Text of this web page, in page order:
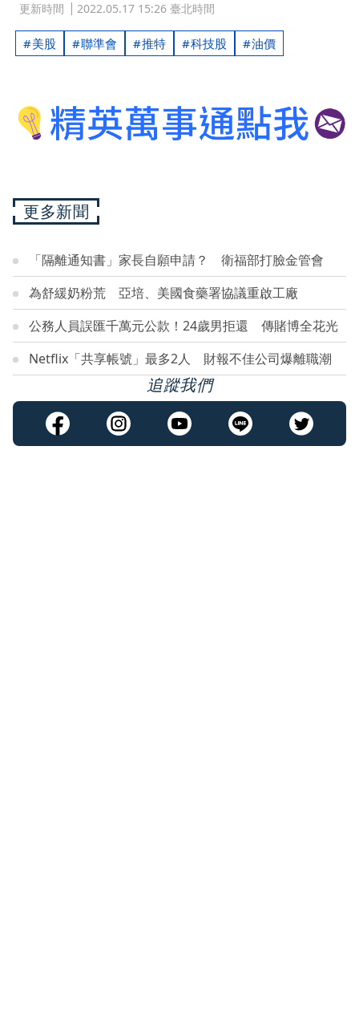
更新時間 2022.05.17 15:26 臺北時間
美股 聯準會 推特 科技股 油價
更多新聞
「隔離通知書」家長自願申請？ 衛福部打臉金管會
為舒緩奶粉荒 亞培、美國食藥署協議重啟工廠
公務人員誤匯千萬元公款！24歲男拒還 傳賭博全花光
Netflix「共享帳號」最多2人 財報不佳公司爆離職潮
追蹤我們